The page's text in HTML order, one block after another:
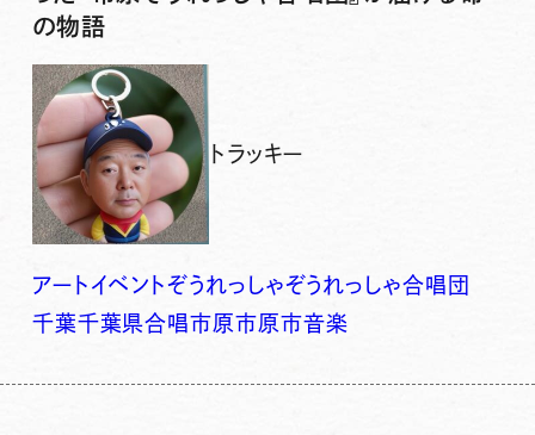
の物語
トラッキー
アート イベントぞうれっしゃぞうれっしゃ合唱団
千葉千葉県合唱市原市原市音楽